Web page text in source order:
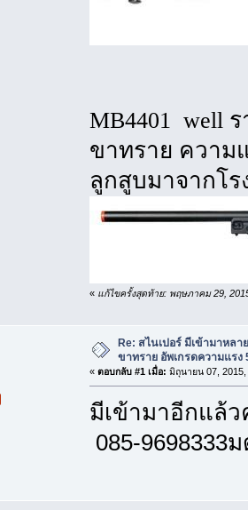
MB4401 well
ขาทราย ความแ
ลูกสูบมาจากโ
« แก้ไขครั้งสุดท้าย: พฤษภาคม 29,
Re: สไนเปอร์ มีเข้ามาหล
ขาทราย อัพเกรดความแรง
« ตอบกลับ #1 เมื่อ: มิถุนายน 07, 2015,
มีเข้ามาอีกแล้
085-9698333